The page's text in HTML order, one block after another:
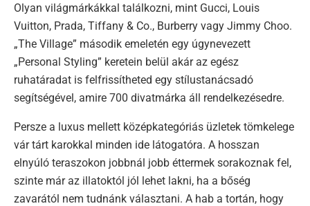
Olyan világmárkákkal találkozni, mint Gucci, Louis
Vuitton, Prada, Tiffany & Co., Burberry vagy Jimmy Choo.
„The Village” második emeletén egy úgynevezett
„Personal Styling” keretein belül akár az egész
ruhatáradat is felfrissítheted egy stílustanácsadó
segítségével, amire 700 divatmárka áll rendelkezésedre.
Persze a luxus mellett középkategóriás üzletek tömkelege
vár tárt karokkal minden ide látogatóra. A hosszan
elnyúló teraszokon jobbnál jobb éttermek sorakoznak fel,
szinte már az illatoktól jól lehet lakni, ha a bőség
zavarától nem tudnánk választani. A hab a tortán, hogy